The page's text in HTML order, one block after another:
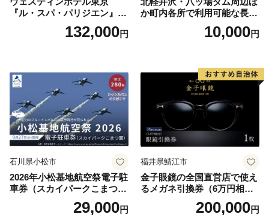
『ル・スパ・パリジエン』選
べるボディセラピー90分/1名
132,000円
か町内各所で利用可能な長野
原町ふるさと感謝券（3,000
円分）【トラベル 観光 旅行
10,000円
石川県小松市
2026年小松基地航空祭電子駐
車券（スカイパークこまつ
翼） 駐車場 シャトルバスの
りばすぐ 石川県 小松市
29,000円
福井県鯖江市
金子眼鏡の全国直営店で使え
るメガネ引換券（6万円相
当） Platinum200,000円